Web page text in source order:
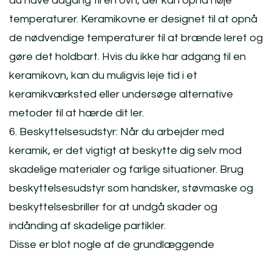
temperaturer. Keramikovne er designet til at opnå
de nødvendige temperaturer til at brænde leret og
gøre det holdbart. Hvis du ikke har adgang til en
keramikovn, kan du muligvis leje tid i et
keramikværksted eller undersøge alternative
metoder til at hærde dit ler.
6. Beskyttelsesudstyr: Når du arbejder med
keramik, er det vigtigt at beskytte dig selv mod
skadelige materialer og farlige situationer. Brug
beskyttelsesudstyr som handsker, støvmaske og
beskyttelsesbriller for at undgå skader og
indånding af skadelige partikler.
Disse er blot nogle af de grundlæggende